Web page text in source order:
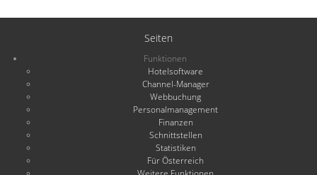
Seiten
Funktionen
Hotelsoftware
Channel-Manager
Webbuchung
Personalmanagement
Finanzen
Schnittstellen
Statistiken
Für Österreich